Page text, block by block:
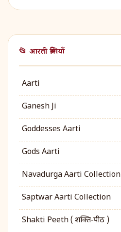
📂 आरती श्रेणियाँ
Aarti
Ganesh Ji
Goddesses Aarti
Gods Aarti
Navadurga Aarti Collection
Saptwar Aarti Collection
Shakti Peeth ( शक्ति‑पीठ )